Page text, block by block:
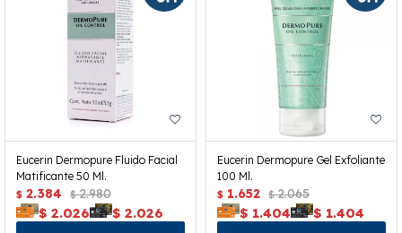
Eucerin Dermopure Fluido Facial
Matificante 50 Ml.
$ 2.384 $ 2.980
$ 2.026 $ 2.026
Eucerin Dermopure Gel Exfoliante
100 Ml.
$ 1.652 $ 2.065
$ 1.404 $ 1.404